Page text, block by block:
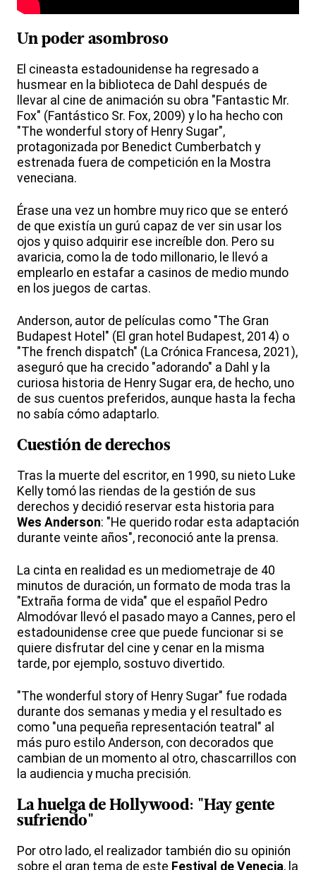
Un poder asombroso
El cineasta estadounidense ha regresado a
husmear en la biblioteca de Dahl después de
llevar al cine de animación su obra "Fantastic Mr.
Fox" (Fantástico Sr. Fox, 2009) y lo ha hecho con
"The wonderful story of Henry Sugar",
protagonizada por Benedict Cumberbatch y
estrenada fuera de competición en la Mostra
veneciana.
Érase una vez un hombre muy rico que se enteró
de que existía un gurú capaz de ver sin usar los
ojos y quiso adquirir ese increíble don. Pero su
avaricia, como la de todo millonario, le llevó a
emplearlo en estafar a casinos de medio mundo
en los juegos de cartas.
Anderson, autor de películas como "The Gran
Budapest Hotel" (El gran hotel Budapest, 2014) o
"The french dispatch" (La Crónica Francesa, 2021),
aseguró que ha crecido "adorando" a Dahl y la
curiosa historia de Henry Sugar era, de hecho, uno
de sus cuentos preferidos, aunque hasta la fecha
no sabía cómo adaptarlo.
Cuestión de derechos
Tras la muerte del escritor, en 1990, su nieto Luke
Kelly tomó las riendas de la gestión de sus
derechos y decidió reservar esta historia para
Wes Anderson: "He querido rodar esta adaptación
durante veinte años", reconoció ante la prensa.
La cinta en realidad es un mediometraje de 40
minutos de duración, un formato de moda tras la
"Extraña forma de vida" que el español Pedro
Almodóvar llevó el pasado mayo a Cannes, pero el
estadounidense cree que puede funcionar si se
quiere disfrutar del cine y cenar en la misma
tarde, por ejemplo, sostuvo divertido.
"The wonderful story of Henry Sugar" fue rodada
durante dos semanas y media y el resultado es
como "una pequeña representación teatral" al
más puro estilo Anderson, con decorados que
cambian de un momento al otro, chascarrillos con
la audiencia y mucha precisión.
La huelga de Hollywood: "Hay gente
sufriendo"
Por otro lado, el realizador también dio su opinión
sobre el gran tema de este Festival de Venecia, la